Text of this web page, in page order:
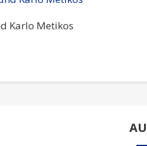
Karlo Metikos